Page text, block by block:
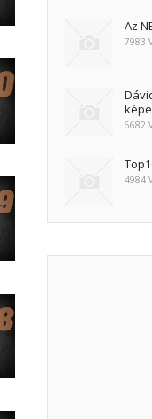
Az
7983
6682
4984